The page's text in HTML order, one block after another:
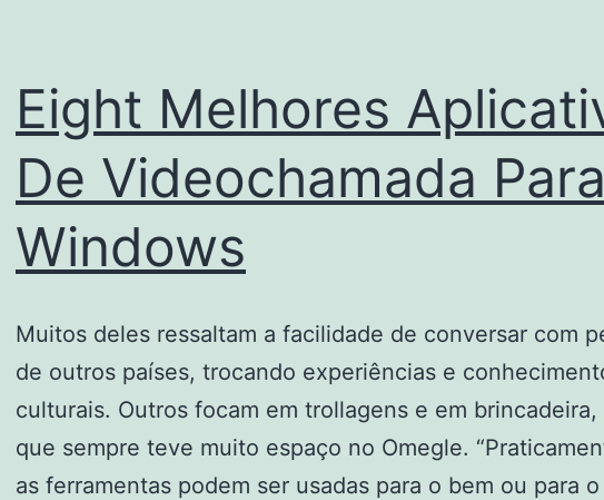
Eight Melhores
De Videochamada
Windows
Muitos deles ressaltam a facilidade de conversar com
de outros países, trocando experiências e
culturais. Outros focam em trollagens e em brincadeira,
que sempre teve muito espaço no Omegle.
as ferramentas podem ser usadas para o bem ou para